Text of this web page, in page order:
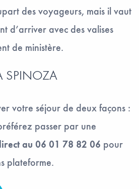
des voyageurs, mais il vaut
d’arriver avec des valises
de ministère.
SPINOZA
votre séjour de deux façons :
passer par une
au 06 01 78 82 06 pour
plateforme.